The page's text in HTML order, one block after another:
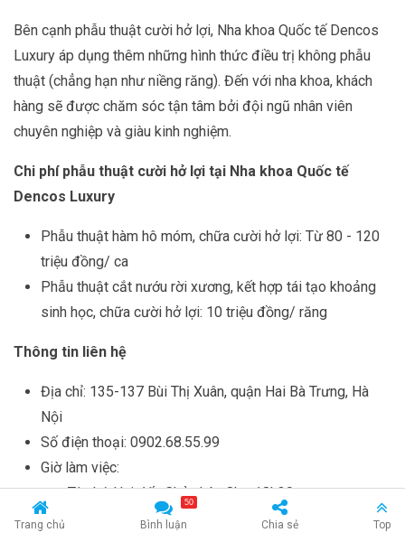
Bên cạnh phẫu thuật cười hở lợi, Nha khoa Quốc tế Dencos
Luxury áp dụng thêm những hình thức điều trị không phẫu
thuật (chẳng hạn như niềng răng). Đến với nha khoa, khách
hàng sẽ được chăm sóc tận tâm bởi đội ngũ nhân viên
chuyên nghiệp và giàu kinh nghiệm.
Chi phí phẫu thuật cười hở lợi tại Nha khoa Quốc tế
Dencos Luxury
Phẫu thuật hàm hô móm, chữa cười hở lợi: Từ 80 - 120
triệu đồng/ ca
Phẫu thuật cắt nướu rời xương, kết hợp tái tạo khoảng
sinh học, chữa cười hở lợi: 10 triệu đồng/ răng
Thông tin liên hệ
Địa chỉ: 135-137 Bùi Thị Xuân, quận Hai Bà Trưng, Hà
Nội
Số điện thoại: 0902.68.55.99
Giờ làm việc:
Từ thứ Hai đến Chủ nhật: 8h - 18h30
Thẩm mỹ Hồng Ngọc
Trang chủ Bình luận
50
Chia sẻ Top